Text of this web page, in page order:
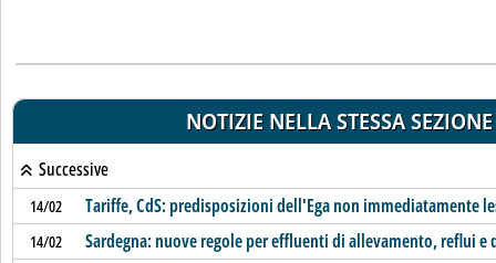
NOTIZIE NELLA STESSA SEZIONE
Successive
14/02 Tariffe, CdS: predisposizioni dell'Ega non immediatamente
14/02 Sardegna: nuove regole per effluenti di allevamento, reflui e